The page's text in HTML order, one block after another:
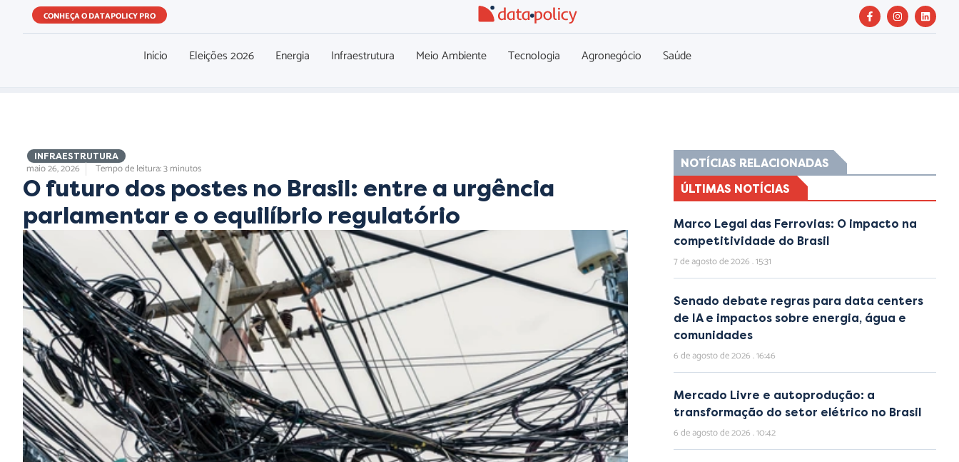
CONHEÇA O DATAPOLICY PRO
Início Eleições 2026 Energia Infraestrutura Meio Ambiente Tecnologia Agronegócio Saúde
INFRAESTRUTURA
maio 26, 2026 Tempo de leitura: 3 minutos
O futuro dos postes no Brasil: entre a urgência
parlamentar e o equilíbrio regulatório
NOTÍCIAS RELACIONADAS
ÚLTIMAS NOTÍCIAS
Marco Legal das Ferrovias: O impacto na
competitividade do Brasil
7 de agosto de 2026 15:31
Senado debate regras para data centers
de IA e impactos sobre energia, água e
comunidades
6 de agosto de 2026 16:46
Mercado Livre e autoprodução: a
transformação do setor elétrico no Brasil
6 de agosto de 2026 10:42